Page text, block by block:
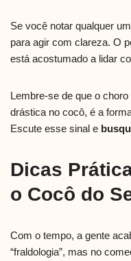
Se você notar qualquer
para agir com clareza. O
está acostumado a lidar
Lembre-se de que o
drástica no cocô, é a
Escute esse sinal e
Dicas
o Cocô do
Com o tempo, a gente
“fraldologia”, mas no